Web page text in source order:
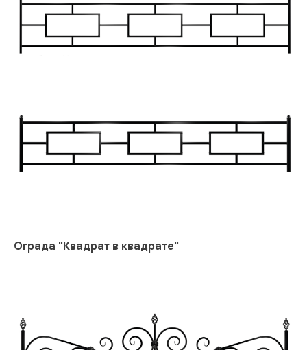
Ограда "Квадрат в квадрате"